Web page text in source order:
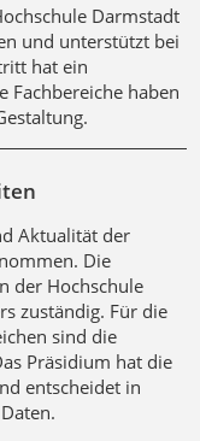
Darmstadt
und unterstützt bei
hat ein
Fachbereiche haben
Aktualität der
Die
der Hochschule
zuständig. Für die
sind die
Präsidium hat die
entscheidet in